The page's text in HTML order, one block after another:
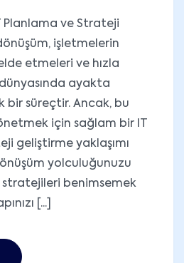
Planlama ve Strateji
işletmelerin
etmeleri ve hızla
ayakta
bir süreçtir. Ancak, bu
için sağlam bir IT
geliştirme yaklaşımı
yolculuğunuzu
benimsemek
[...]